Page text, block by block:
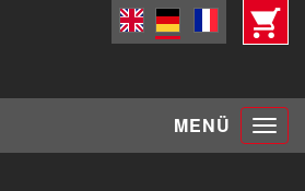
MENÜ Toggle